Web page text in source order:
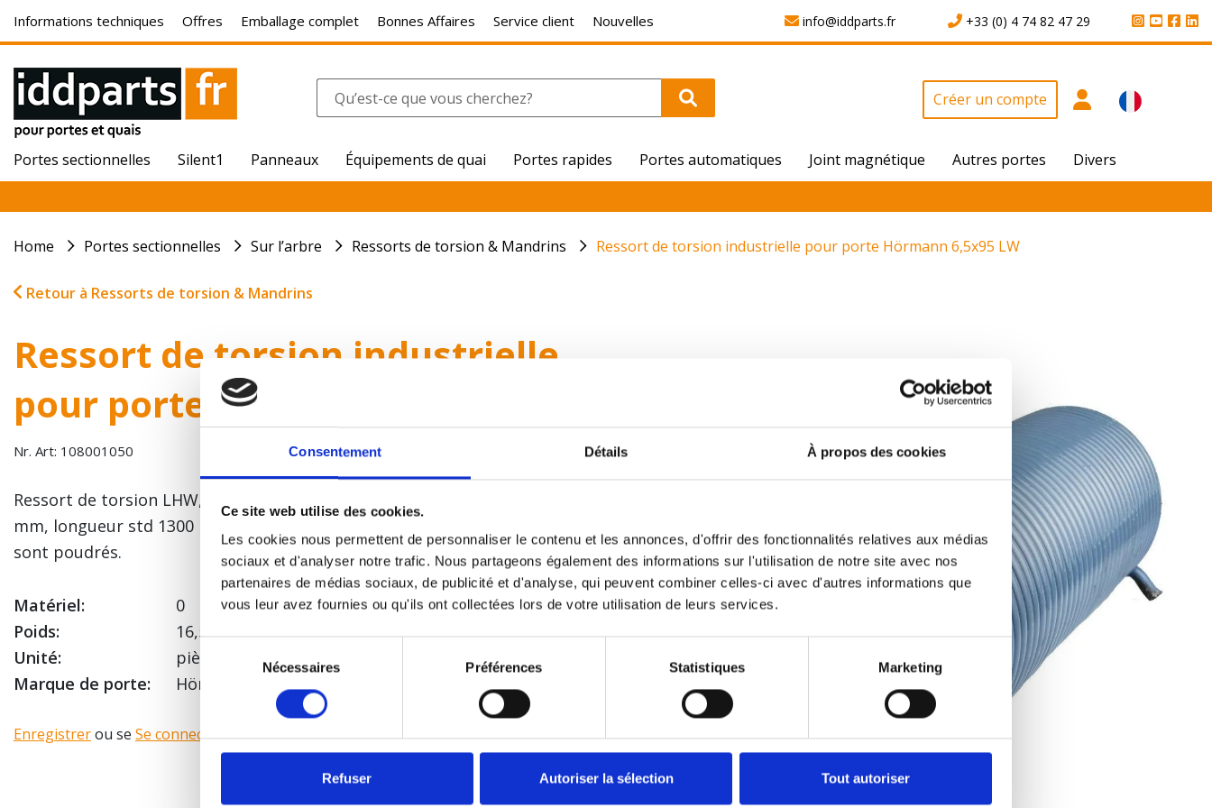
Consentement Détails À propos des cookies
Ce site web utilise des cookies.
Les cookies nous permettent de personnaliser le contenu et les annonces, d'offrir des fonctionnalités relatives aux médias
sociaux et d'analyser notre trafic. Nous partageons également des informations sur l'utilisation de notre site avec nos
partenaires de médias sociaux, de publicité et d'analyse, qui peuvent combiner celles-ci avec d'autres informations que
vous leur avez fournies ou qu'ils ont collectées lors de votre utilisation de leurs services.
consentement
Nécessaires Préférences Statistiques Marketing
Refuser Autoriser la sélection Tout autoriser
info@iddparts.fr +33 (0) 4 74 82 47 29
Informations techniques Offres Emballage complet Bonnes Affaires Service client Nouvelles
Créer un compte
Portes sectionnelles Silent1 Panneaux Équipements de quai Portes rapides Portes automatiques Joint magnétique Autres portes Divers
Home Portes sectionnelles Sur l’arbre Ressorts de torsion & Mandrins Ressort de torsion industrielle pour porte Hörmann 6,5x95 LW
Retour à Ressorts de torsion & Mandrins
Ressort de torsion industrielle
pour porte Hörmann 6,5x95 LW
Nr. Art: 108001050
Ressort de torsion LHW, diamètre de fil 6,5 mm, diamètre intérieur 95
mm, longueur std 1300 mm. Pour un cycle de vie plus long, les ressorts
sont poudrés.
Matériel:
0
Poids:
16,5 Kg
Unité:
pièce
Marque de porte:
Hörmann
Enregistrerou se Se connecterpour voir votre prix!